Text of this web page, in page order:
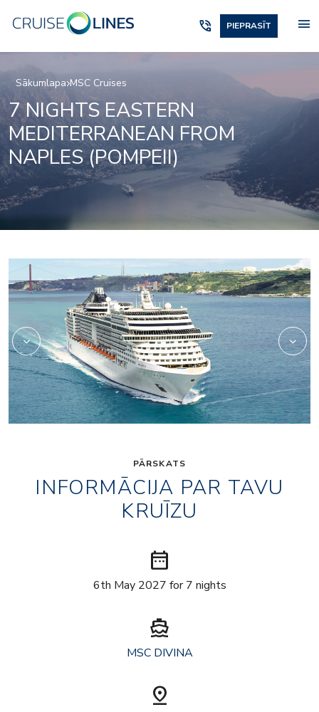
phone_in_talk PIEPRASĪT menu
Sākumlapa MSC Cruises
7 NIGHTS EASTERN
MEDITERRANEAN FROM
NAPLES (POMPEII)
casino
PĀRSKATS
INFORMĀCIJA PAR TAVU
KRUĪZU
date_range
6th May 2027 for 7 nights
directions_boat
MSC DIVINA
pin_drop